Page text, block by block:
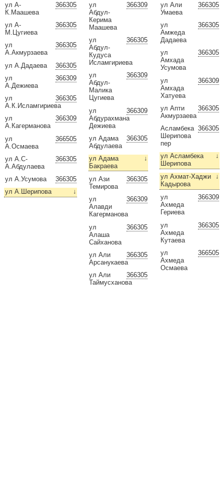
366305
ул А-
К.Маашева
366305
ул А-
М.Цугиева
366305
ул
А.Акмурзаева
366305
ул А.Дадаева
366309
ул
А.Дежиева
366305
ул
А.К.Исламгириева
366309
ул
А.Кагерманова
366505
ул
А.Осмаева
366305
ул А.С-
А.Абдулаева
366305
ул А.Усумова
↓
ул А.Шерипова
366309
ул
Абдул-
Керима
Маашева
366305
ул
Абдул-
Кудуса
Исламгириева
366309
ул
Абдул-
Малика
Цугиева
366309
ул
Абдурахмана
Дежиева
366305
ул Адама
Абдулаева
↓
ул Адама
Бакраева
366305
ул Ази
Темирова
366309
ул
Алавди
Кагерманова
366305
ул
Алаша
Сайханова
366305
ул Али
Арсанукаева
366305
ул Али
Таймусханова
366305
ул Али
Умаева
366305
ул
Амжеда
Дадаева
366305
ул
Амхада
Усумова
366309
ул
Амхада
Хатуева
366305
ул Апти
Акмурзаева
366305
Асламбека
Шерипова
пер
↓
ул Асламбека
Шерипова
↓
ул Ахмат-Хаджи
Кадырова
366309
ул
Ахмеда
Гериева
366305
ул
Ахмеда
Кутаева
366505
ул
Ахмеда
Осмаева